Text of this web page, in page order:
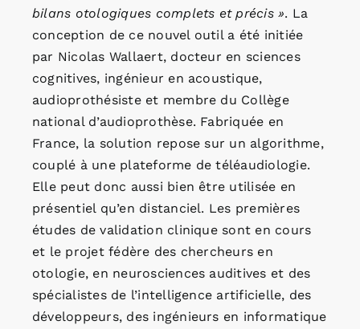
bilans otologiques complets et précis ». La
conception de ce nouvel outil a été initiée
par Nicolas Wallaert, docteur en sciences
cognitives, ingénieur en acoustique,
audioprothésiste et membre du Collège
national d’audioprothèse. Fabriquée en
France, la solution repose sur un algorithme,
couplé à une plateforme de téléaudiologie.
Elle peut donc aussi bien être utilisée en
présentiel qu’en distanciel. Les premières
études de validation clinique sont en cours
et le projet fédère des chercheurs en
otologie, en neurosciences auditives et des
spécialistes de l’intelligence artificielle, des
développeurs, des ingénieurs en informatique